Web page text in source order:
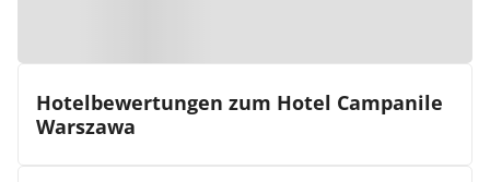
Hotelbewertungen zum Hotel Campanile
Warszawa